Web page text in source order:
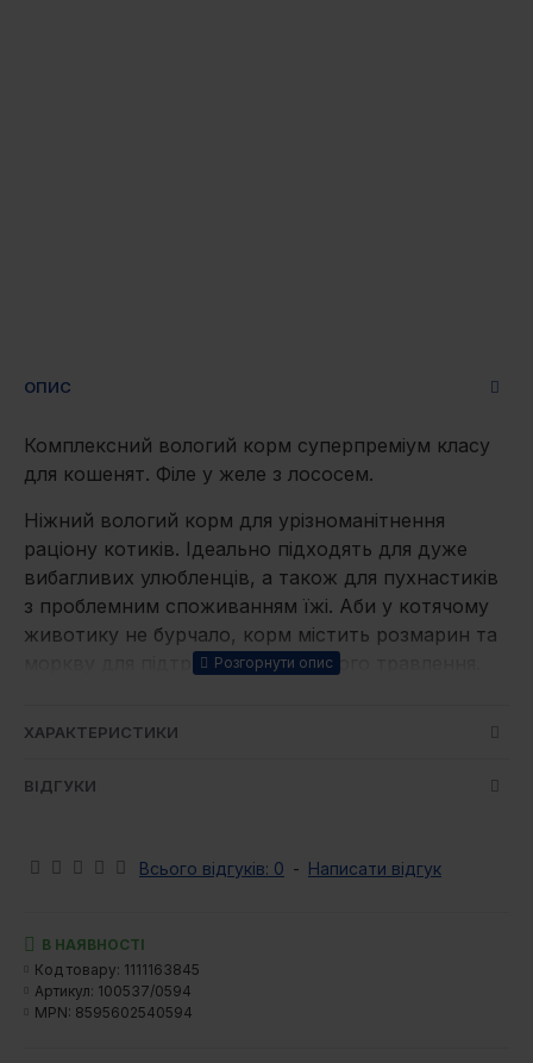
ОПИС
Комплексний вологий корм суперпреміум класу
для кошенят. Філе у желе з лососем.
Ніжний вологий корм для урізноманітнення
раціону котиків. Ідеально підходять для дуже
вибагливих улюбленців, а також для пухнастиків
з проблемним споживанням їжі. Аби у котячому
животику не бурчало, корм містить розмарин та
моркву для підтримки правильного травлення.
Jelly:
85% м'яса у філе
4 % овочів і трав для здорового травлення
Енергетична цінність:
Склад: 85% м'яса у філе (62% курка, 15% печінка,
8% лосось), бульйон, 3% морква, 0.5% розмарин,
ХАРАКТЕРИСТИКИ
ВІДГУКИ
Всього відгуків: 0 - Написати відгук
В НАЯВНОСТІ
Код товару: 1111163845
Артикул: 100537/0594
MPN: 8595602540594